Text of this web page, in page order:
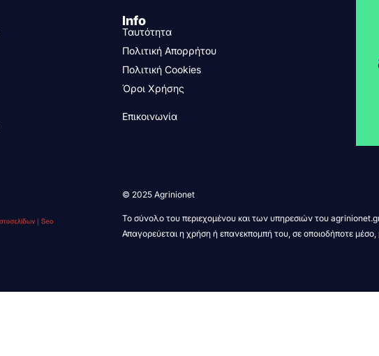
Info
Ταυτότητα
Πολιτική Απορρήτου
Πολιτική Cookies
Όροι Χρήσης
Επικοινωνία
© 2025 Agrinionet
Το σύνολο του περιεχομένου και των υπηρεσιών του
Απαγορεύεται η χρήση ή επανεκπομπή του, σε οποιοδήποτε